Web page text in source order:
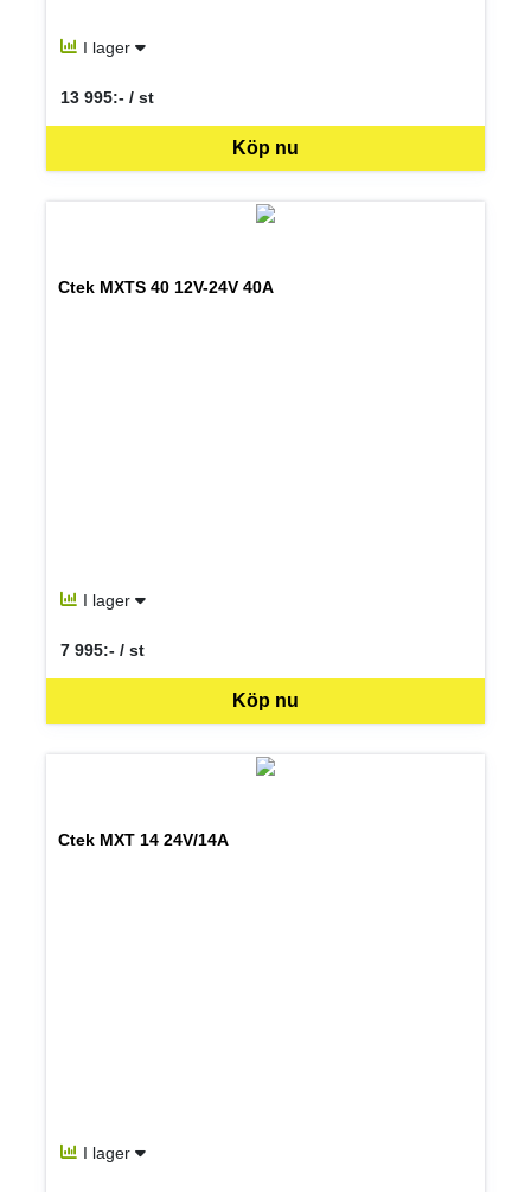
I lager
Köp nu
13 995:- / st
SEK per ST
Ctek MXTS 40 12V-24V 40A
I lager
Köp nu
7 995:- / st
SEK per ST
Ctek MXT 14 24V/14A
I lager